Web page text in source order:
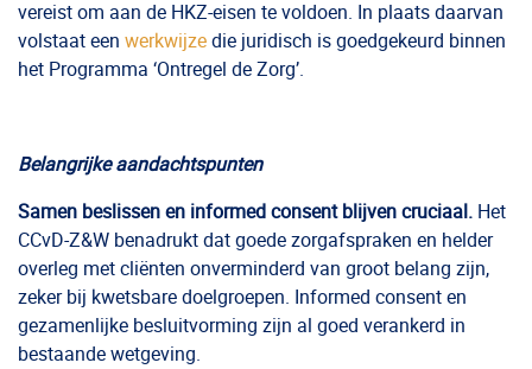
vereist om aan de HKZ-eisen te voldoen. In plaats daarvan
volstaat een werkwijzedie juridisch is goedgekeurd binnen
het Programma ‘Ontregel de Zorg’.
Belangrijke aandachtspunten
Samen beslissen en informed consent blijven cruciaal. Het
CCvD-Z&W benadrukt dat goede zorgafspraken en helder
overleg met cliënten onverminderd van groot belang zijn,
zeker bij kwetsbare doelgroepen. Informed consent en
gezamenlijke besluitvorming zijn al goed verankerd in
bestaande wetgeving.